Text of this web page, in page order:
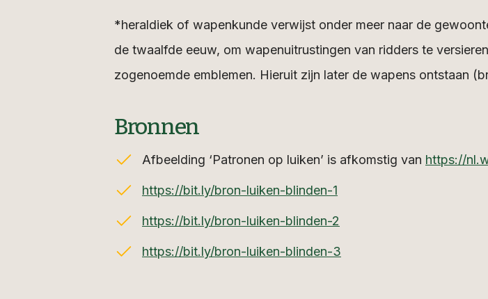
*heraldiek of wapenkunde verwijst onder meer naar de
de twaalfde eeuw, om wapenuitrustingen van ridders te
zogenoemde emblemen. Hieruit zijn later de wapens ontstaan
Bronnen
Afbeelding ‘Patronen op luiken’ is afkomstig van https://
https://bit.ly/bron-luiken-blinden-1
https://bit.ly/bron-luiken-blinden-2
https://bit.ly/bron-luiken-blinden-3